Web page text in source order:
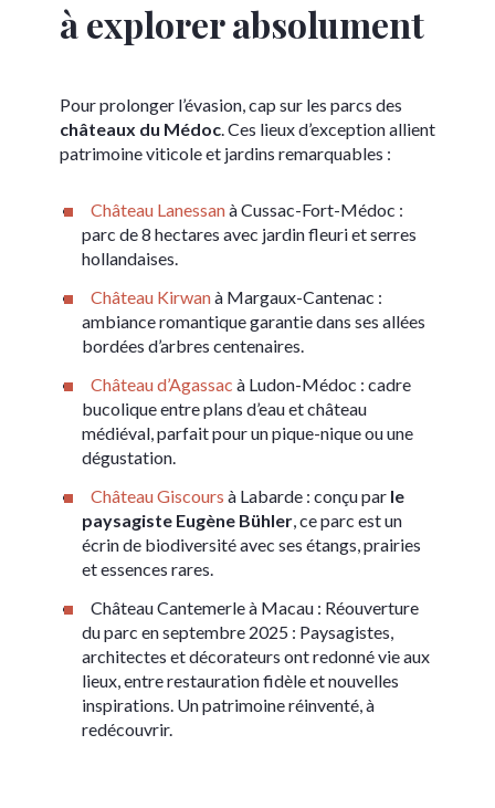
à explorer absolument
Pour prolonger l’évasion, cap sur les parcs des
châteaux du Médoc. Ces lieux d’exception allient
patrimoine viticole et jardins remarquables :
Château Lanessanà Cussac-Fort-Médoc :
parc de 8 hectares avec jardin fleuri et serres
hollandaises.
Château Kirwanà Margaux-Cantenac :
ambiance romantique garantie dans ses allées
bordées d’arbres centenaires.
Château d’Agassac à Ludon-Médoc : cadre
bucolique entre plans d’eau et château
médiéval, parfait pour un pique-nique ou une
dégustation.
Château Giscours à Labarde : conçu par le
paysagiste Eugène Bühler, ce parc est un
écrin de biodiversité avec ses étangs, prairies
et essences rares.
Château Cantemerle à Macau : Réouverture
du parc en septembre 2025 : Paysagistes,
architectes et décorateurs ont redonné vie aux
lieux, entre restauration fidèle et nouvelles
inspirations. Un patrimoine réinventé, à
redécouvrir.